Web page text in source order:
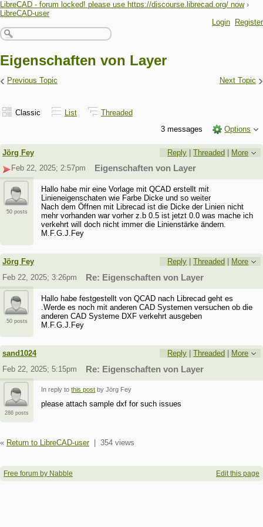
LibreCAD - forum locked! please use https://discourse.librecad.org/ now ›
LibreCAD-user
Login
Register
Eigenschaften von Layer
‹ Previous Topic Next Topic ›
Classic List
Threaded
3 messages
Options
Jörg Fey Reply |Threaded | More
Feb 22, 2025; 2:57pm
Eigenschaften von Layer
50 posts
Hallo habe mir eine Vorlage mit QCAD erstellt mit
Linieneigenschaten wie Farbe Dicke und so weiter
Nach dem Öffnen mit Librecad ist die Dicke der Linien nicht
mehr vorhanden war vorher z.b 0.5 ist jetzt 0.0 was mache ich
verkehrt will doch nicht immer die Linienstärke ändern.
M.F.G.J.Fey
Jörg Fey Reply |Threaded
More
Feb 22, 2025; 3:26pm
Re: Eigenschaften von Layer
50 posts
Hallo habe festgestellt von QCAD nach Librecad geht es
.Werde es noch mit anderen CAD Systemen versuchen ob die
anderen CAD Systeme DXF verkehrt ausgeben
M.F.G.J.Fey
sand1024 Reply |Threaded
More
Feb 22, 2025; 5:15pm
Re: Eigenschaften von Layer
286 posts
In reply tothis post by Jörg Fey
please attach sample dxf for such issues
« Return to LibreCAD-user| 354 views
Free forum by Nabble Edit this page